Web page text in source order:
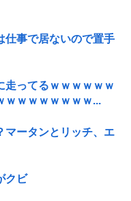
仕事で居ないので置手
走ってるｗｗｗｗｗｗ
ｗｗｗｗｗｗｗｗ...
マータンとリッチ、エ
クビ